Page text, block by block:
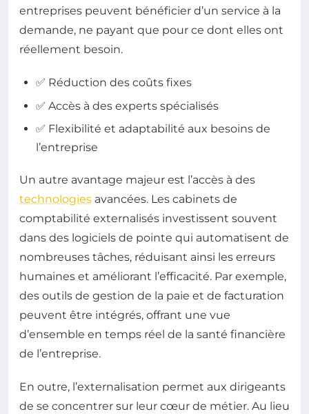
entreprises peuvent bénéficier d’un service à la
demande, ne payant que pour ce dont elles ont
réellement besoin.
✅ Réduction des coûts fixes
✅ Accès à des experts spécialisés
✅ Flexibilité et adaptabilité aux besoins de
l’entreprise
Un autre avantage majeur est l’accès à des
technologies avancées. Les cabinets de
comptabilité externalisés investissent souvent
dans des logiciels de pointe qui automatisent de
nombreuses tâches, réduisant ainsi les erreurs
humaines et améliorant l’efficacité. Par exemple,
des outils de gestion de la paie et de facturation
peuvent être intégrés, offrant une vue
d’ensemble en temps réel de la santé financière
de l’entreprise.
En outre, l’externalisation permet aux dirigeants
de se concentrer sur leur cœur de métier. Au lieu